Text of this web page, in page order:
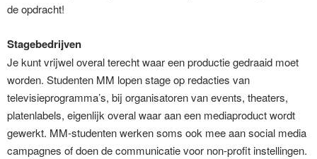
de opdracht!
Stagebedrijven
Je kunt vrijwel overal terecht waar een productie gedraaid moet
worden. Studenten MM lopen stage op redacties van
televisieprogramma’s, bij organisatoren van events, theaters,
platenlabels, eigenlijk overal waar aan een mediaproduct wordt
gewerkt. MM-studenten werken soms ook mee aan social media
campagnes of doen de communicatie voor non-profit instellingen.